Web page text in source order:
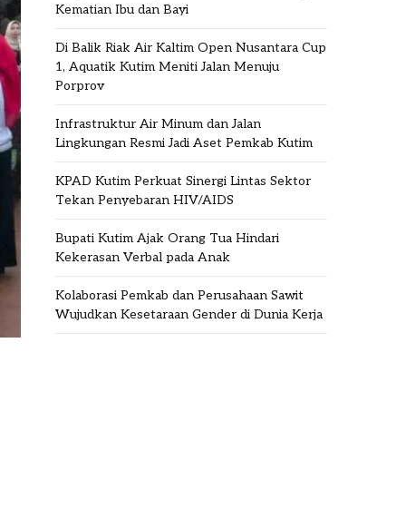
Kematian Ibu dan Bayi
Di Balik Riak Air Kaltim Open Nusantara Cup
1, Aquatik Kutim Meniti Jalan Menuju
Porprov
Infrastruktur Air Minum dan Jalan
Lingkungan Resmi Jadi Aset Pemkab Kutim
KPAD Kutim Perkuat Sinergi Lintas Sektor
Tekan Penyebaran HIV/AIDS
Bupati Kutim Ajak Orang Tua Hindari
Kekerasan Verbal pada Anak
Kolaborasi Pemkab dan Perusahaan Sawit
Wujudkan Kesetaraan Gender di Dunia Kerja